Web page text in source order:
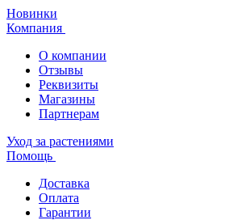
Новинки
Компания
О компании
Отзывы
Реквизиты
Магазины
Партнерам
Уход за растениями
Помощь
Доставка
Оплата
Гарантии